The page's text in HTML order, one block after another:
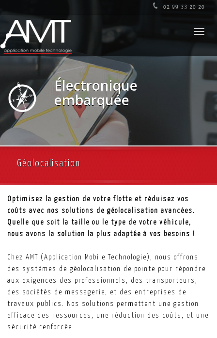
02 99 33 20 20
Électronique
embarquée
Géolocalisation
Optimisez la gestion de votre flotte et réduisez vos
coûts avec nos solutions de géolocalisation avancées.
Quelle que soit la taille ou le type de votre véhicule,
nous avons la solution la plus adaptée à vos besoins !
Chez AMT (Application Mobile Technologie), nous offrons
des systèmes de géolocalisation de pointe pour répondre
aux exigences des professionnels, des transporteurs,
des sociétés de messagerie, et des entreprises de
travaux publics. Nos solutions permettent une gestion
efficace des ressources, une réduction des coûts, et une
sécurité renforcée.